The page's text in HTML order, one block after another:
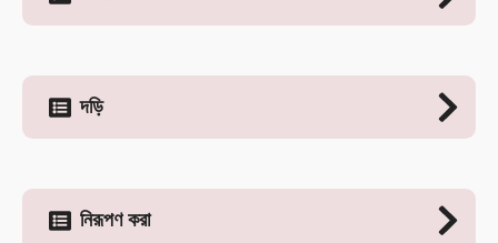
দড়ি
নিরূপণ করা